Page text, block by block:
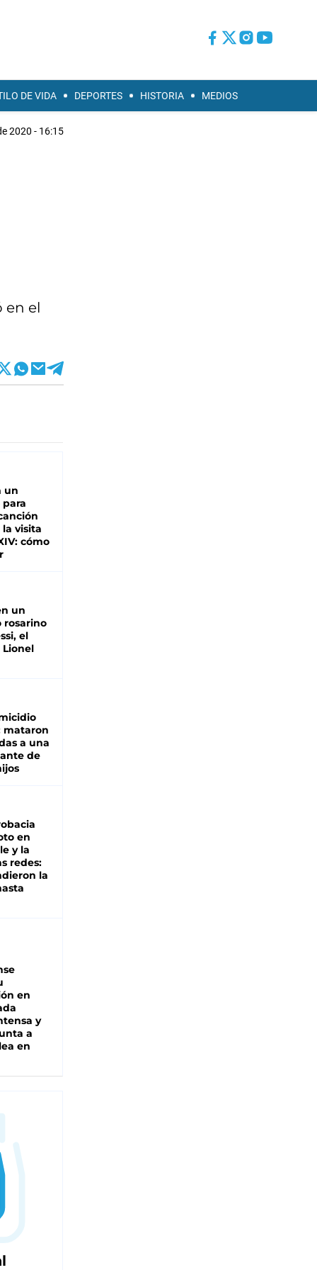
DE VIDA DEPORTES HISTORIA MEDIOS
2020 - 16:15
en el
un
para
visita
cómo
un
rosarino
el
Lionel
mataron
a una
de
en
y la
redes:
la
en
y
a
en